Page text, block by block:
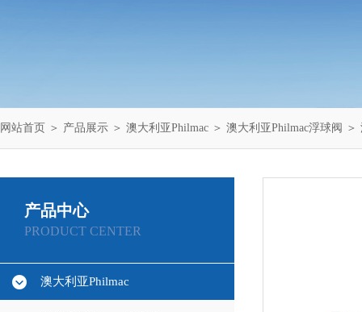
网站首页 ＞ 产品展示 ＞ 澳大利亚Philmac ＞ 澳大利亚Philmac浮球阀 ＞
产品中心
PRODUCT CENTER
澳大利亚Philmac